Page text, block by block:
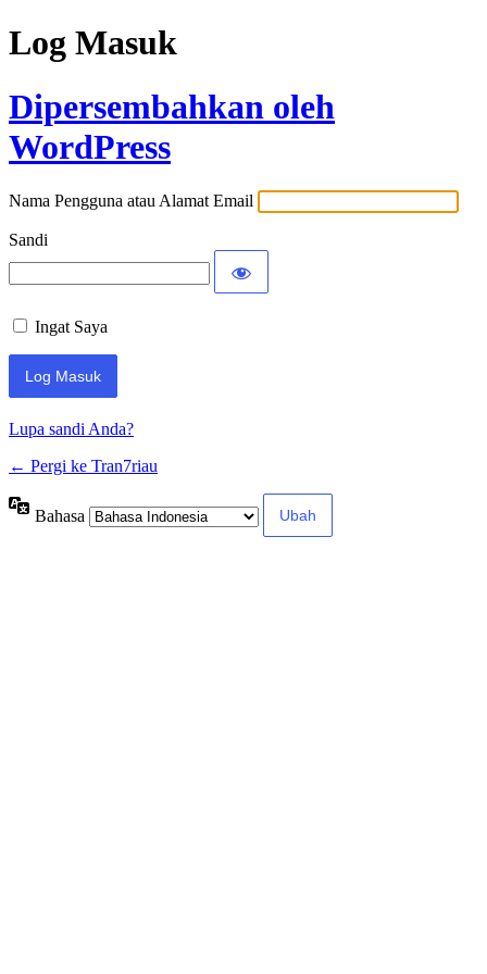
Log Masuk
Dipersembahkan oleh
WordPress
Nama Pengguna atau Alamat Email
Sandi
Ingat Saya
Lupa sandi Anda?
← Pergi ke Tran7riau
Bahasa